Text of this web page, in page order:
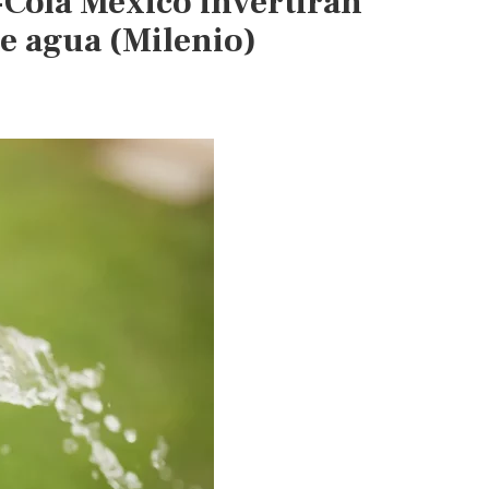
agua (Milenio)